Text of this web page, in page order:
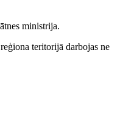
ministrija.
teritorijā darbojas ne